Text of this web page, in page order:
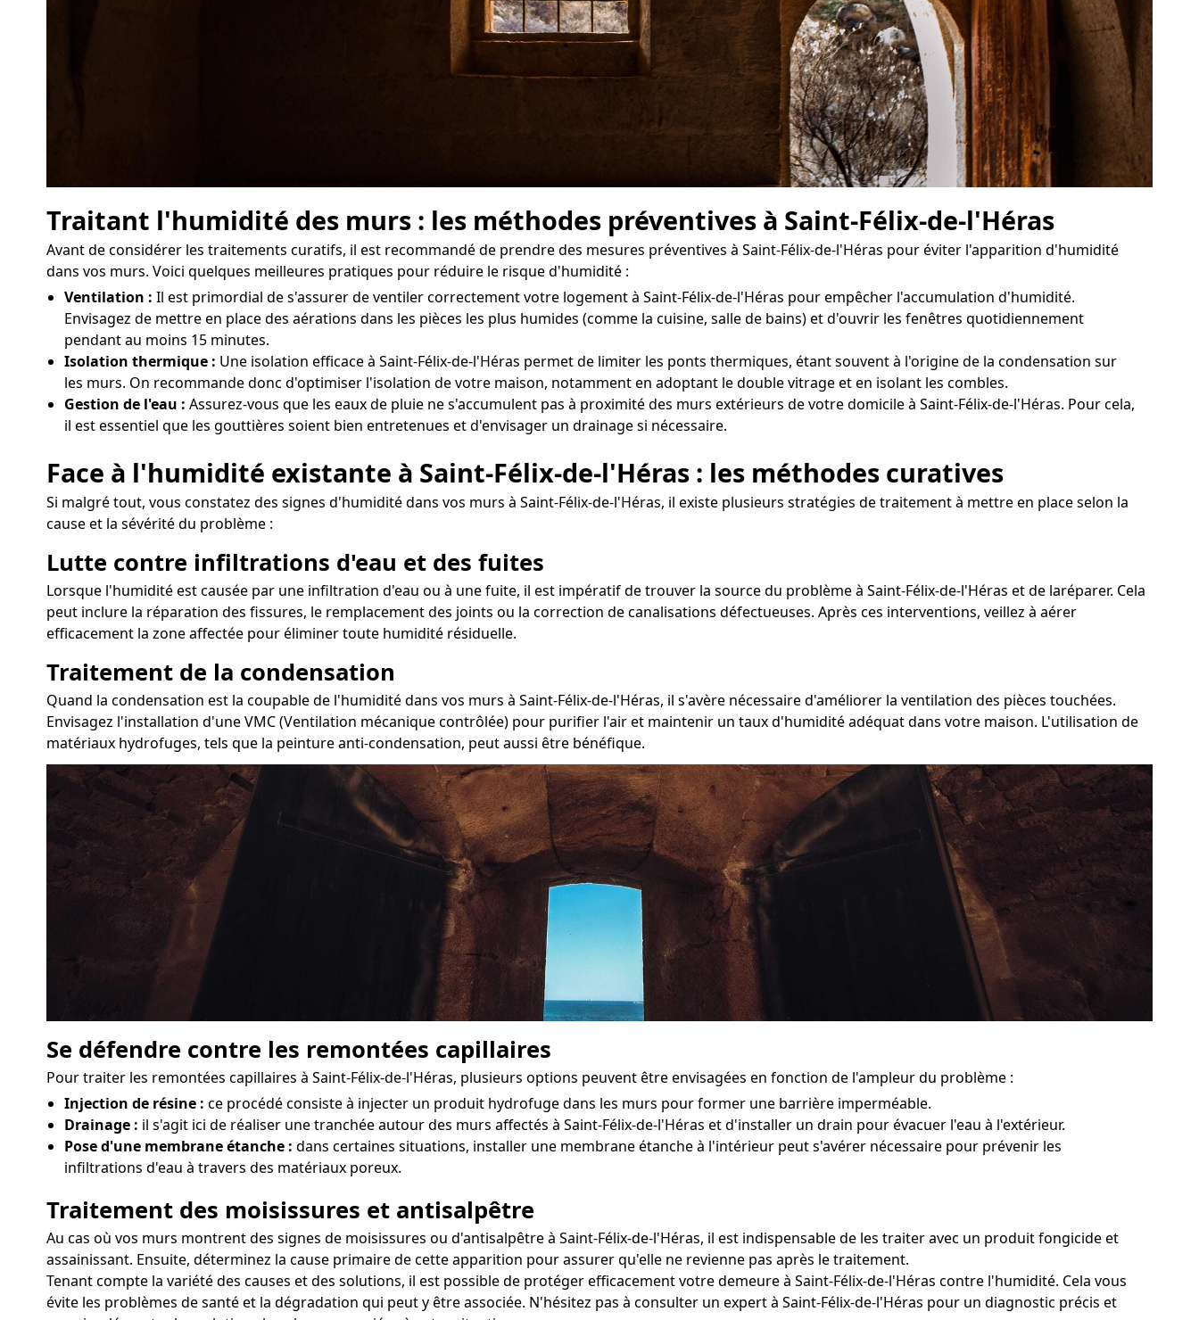
Traitant l'humidité des murs : les méthodes préventives à Saint-Félix-de-l'Héras
Avant de considérer les traitements curatifs, il est recommandé de prendre des mesures préventives à Saint-Félix-de-l'Héras pour éviter l'apparition d'humidité
dans vos murs. Voici quelques meilleures pratiques pour réduire le risque d'humidité :
Ventilation : Il est primordial de s'assurer de ventiler correctement votre logement à Saint-Félix-de-l'Héras pour empêcher l'accumulation d'humidité.
Envisagez de mettre en place des aérations dans les pièces les plus humides (comme la cuisine, salle de bains) et d'ouvrir les fenêtres quotidiennement
pendant au moins 15 minutes.
Isolation thermique : Une isolation efficace à Saint-Félix-de-l'Héras permet de limiter les ponts thermiques, étant souvent à l'origine de la condensation sur
les murs. On recommande donc d'optimiser l'isolation de votre maison, notamment en adoptant le double vitrage et en isolant les combles.
Gestion de l'eau : Assurez-vous que les eaux de pluie ne s'accumulent pas à proximité des murs extérieurs de votre domicile à Saint-Félix-de-l'Héras. Pour cela,
il est essentiel que les gouttières soient bien entretenues et d'envisager un drainage si nécessaire.
Face à l'humidité existante à Saint-Félix-de-l'Héras : les méthodes curatives
Si malgré tout, vous constatez des signes d'humidité dans vos murs à Saint-Félix-de-l'Héras, il existe plusieurs stratégies de traitement à mettre en place selon la
cause et la sévérité du problème :
Lutte contre infiltrations d'eau et des fuites
Lorsque l'humidité est causée par une infiltration d'eau ou à une fuite, il est impératif de trouver la source du problème à Saint-Félix-de-l'Héras et de laréparer. Cela
peut inclure la réparation des fissures, le remplacement des joints ou la correction de canalisations défectueuses. Après ces interventions, veillez à aérer
efficacement la zone affectée pour éliminer toute humidité résiduelle.
Traitement de la condensation
Quand la condensation est la coupable de l'humidité dans vos murs à Saint-Félix-de-l'Héras, il s'avère nécessaire d'améliorer la ventilation des pièces touchées.
Envisagez l'installation d'une VMC (Ventilation mécanique contrôlée) pour purifier l'air et maintenir un taux d'humidité adéquat dans votre maison. L'utilisation de
matériaux hydrofuges, tels que la peinture anti-condensation, peut aussi être bénéfique.
Se défendre contre les remontées capillaires
Pour traiter les remontées capillaires à Saint-Félix-de-l'Héras, plusieurs options peuvent être envisagées en fonction de l'ampleur du problème :
Injection de résine : ce procédé consiste à injecter un produit hydrofuge dans les murs pour former une barrière imperméable.
Drainage : il s'agit ici de réaliser une tranchée autour des murs affectés à Saint-Félix-de-l'Héras et d'installer un drain pour évacuer l'eau à l'extérieur.
Pose d'une membrane étanche : dans certaines situations, installer une membrane étanche à l'intérieur peut s'avérer nécessaire pour prévenir les
infiltrations d'eau à travers des matériaux poreux.
Traitement des moisissures et antisalpêtre
Au cas où vos murs montrent des signes de moisissures ou d'antisalpêtre à Saint-Félix-de-l'Héras, il est indispensable de les traiter avec un produit fongicide et
assainissant. Ensuite, déterminez la cause primaire de cette apparition pour assurer qu'elle ne revienne pas après le traitement.
Tenant compte la variété des causes et des solutions, il est possible de protéger efficacement votre demeure à Saint-Félix-de-l'Héras contre l'humidité. Cela vous
évite les problèmes de santé et la dégradation qui peut y être associée. N'hésitez pas à consulter un expert à Saint-Félix-de-l'Héras pour un diagnostic précis et